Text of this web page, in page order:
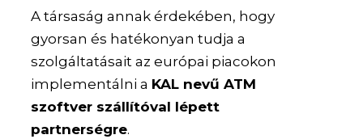
A társaság annak érdekében, hogy
gyorsan és hatékonyan tudja a
szolgáltatásait az európai piacokon
implementálni a KAL nevű ATM
szoftver szállítóval lépett
partnerségre.